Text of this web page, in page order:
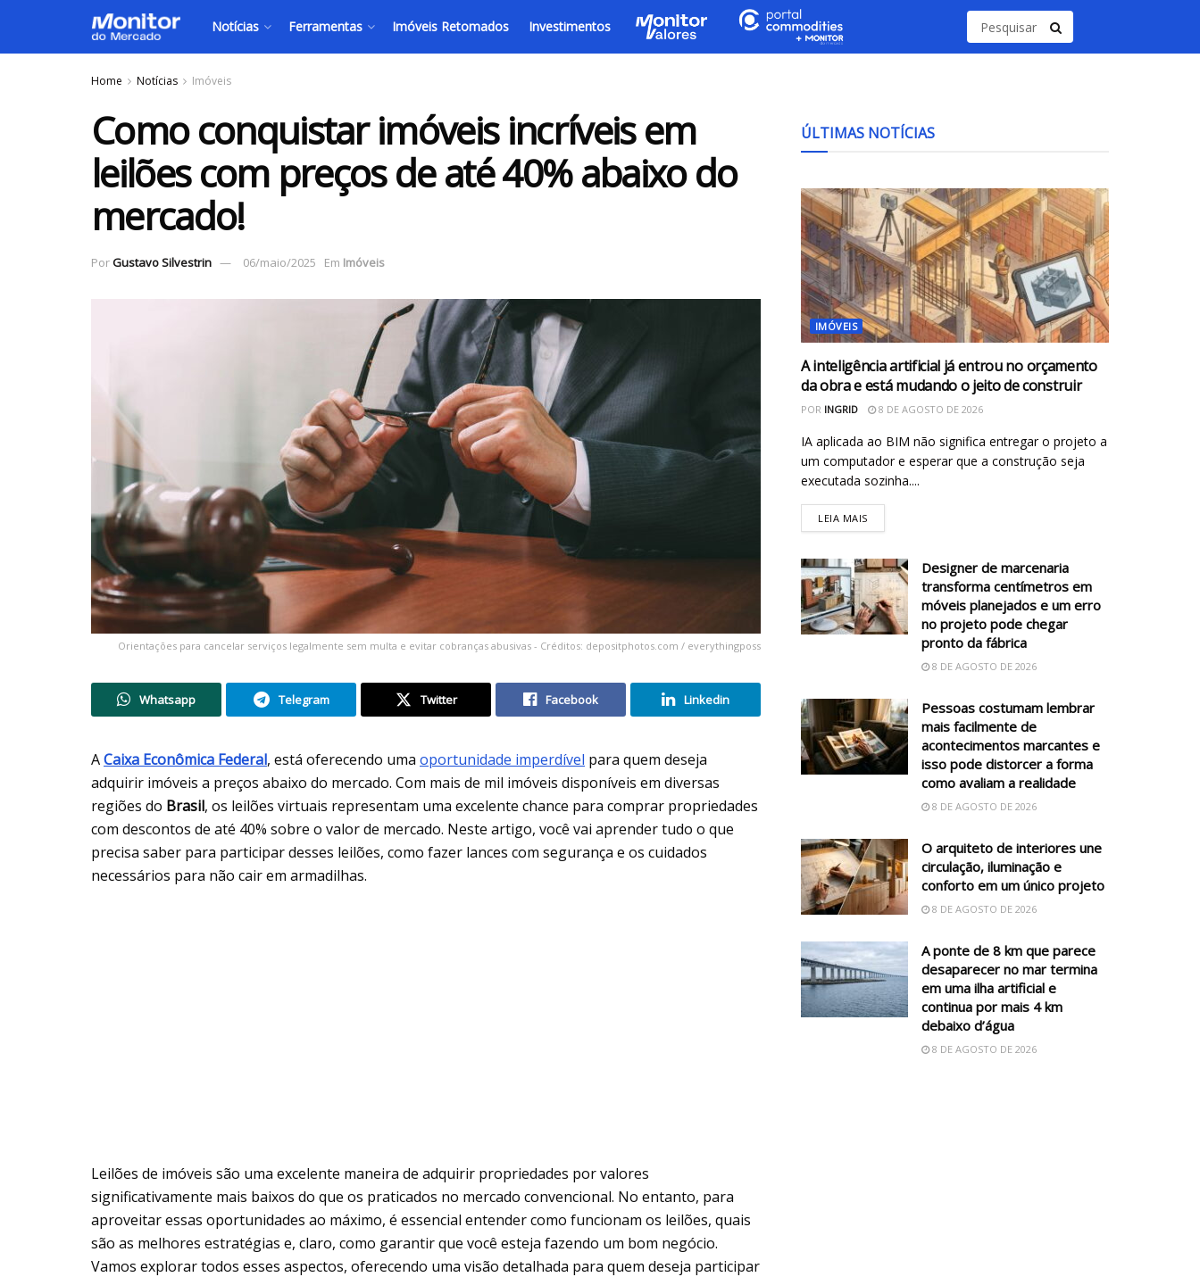
Notícias Ferramentas Imóveis Retomados Investimentos
Home Notícias Imóveis
Como conquistar imóveis incríveis em
leilões com preços de até 40% abaixo do
mercado!
PorGustavo Silvestrin 06/maio/2025 Em Imóveis
Orientações para cancelar serviços legalmente sem multa e evitar cobranças abusivas - Créditos: depositphotos.com / everythingposs
Whatsapp Telegram Twitter Facebook Linkedin
ACaixa Econômica Federal, está oferecendo uma oportunidade imperdível para quem deseja
adquirir imóveis a preços abaixo do mercado. Com mais de mil imóveis disponíveis em diversas
regiões do Brasil, os leilões virtuais representam uma excelente chance para comprar propriedades
com descontos de até 40% sobre o valor de mercado. Neste artigo, você vai aprender tudo o que
precisa saber para participar desses leilões, como fazer lances com segurança e os cuidados
necessários para não cair em armadilhas.
Leilões de imóveis são uma excelente maneira de adquirir propriedades por valores
significativamente mais baixos do que os praticados no mercado convencional. No entanto, para
aproveitar essas oportunidades ao máximo, é essencial entender como funcionam os leilões, quais
são as melhores estratégias e, claro, como garantir que você esteja fazendo um bom negócio.
Vamos explorar todos esses aspectos, oferecendo uma visão detalhada para quem deseja participar
ÚLTIMAS NOTÍCIAS
IMÓVEIS
A inteligência artificial já entrou no orçamento
da obra e está mudando o jeito de construir
POR INGRID 8 DE AGOSTO DE 2026
IA aplicada ao BIM não significa entregar o projeto a
um computador e esperar que a construção seja
executada sozinha....
LEIA MAIS
Designer de marcenaria
transforma centímetros em
móveis planejados e um erro
no projeto pode chegar
pronto da fábrica
8 DE AGOSTO DE 2026
Pessoas costumam lembrar
mais facilmente de
acontecimentos marcantes e
isso pode distorcer a forma
como avaliam a realidade
8 DE AGOSTO DE 2026
O arquiteto de interiores une
circulação, iluminação e
conforto em um único projeto
8 DE AGOSTO DE 2026
A ponte de 8 km que parece
desaparecer no mar termina
em uma ilha artificial e
continua por mais 4 km
debaixo d’água
8 DE AGOSTO DE 2026